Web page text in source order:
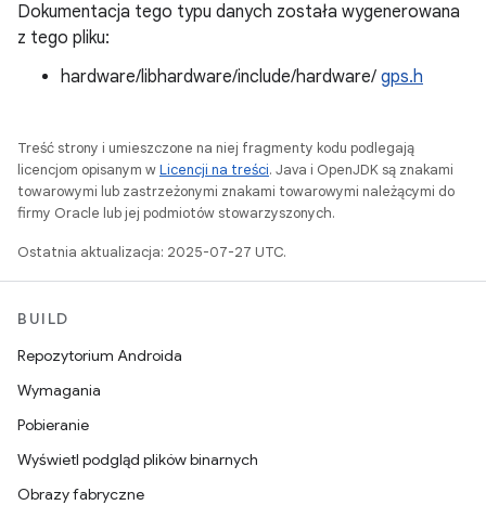
Dokumentacja tego typu danych została wygenerowana
z tego pliku:
hardware/libhardware/include/hardware/ gps.h
Treść strony i umieszczone na niej fragmenty kodu podlegają
licencjom opisanym wLicencji na treści. Java i OpenJDK są znakami
towarowymi lub zastrzeżonymi znakami towarowymi należącymi do
firmy Oracle lub jej podmiotów stowarzyszonych.
Ostatnia aktualizacja: 2025-07-27 UTC.
BUILD
Repozytorium Androida
Wymagania
Pobieranie
Wyświetl podgląd plików binarnych
Obrazy fabryczne